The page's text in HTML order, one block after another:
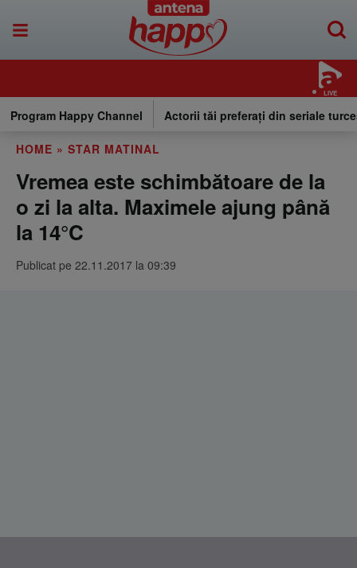
LIVE
Program Happy Channel Actorii tăi preferați din seriale
HOME » STAR MATINAL
Vremea este schimbătoare de la
o zi la alta. Maximele ajung până
la 14°C
Publicat pe 22.11.2017 la 09:39